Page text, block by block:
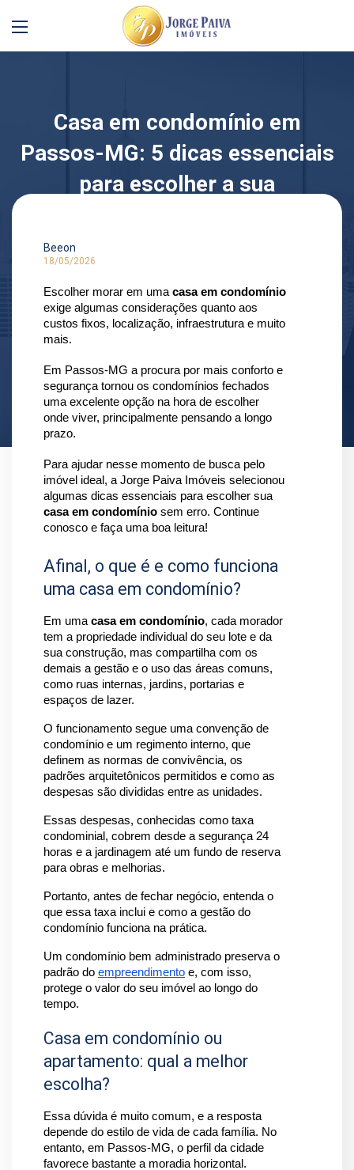
Casa em condomínio em
Passos-MG: 5 dicas essenciais
para escolher a sua
Beeon
18/05/2026
Escolher morar em uma casa em condomínio
exige algumas considerações quanto aos
custos fixos, localização, infraestrutura e muito
mais.
Em Passos-MG a procura por mais conforto e
segurança tornou os condomínios fechados
uma excelente opção na hora de escolher
onde viver, principalmente pensando a longo
prazo.
Para ajudar nesse momento de busca pelo
imóvel ideal, a Jorge Paiva Imóveis selecionou
casa em condomínio sem erro. Continue
conosco e faça uma boa leitura!
Afinal, o que é e como funciona
uma casa em condomínio?
Em uma casa em condomínio, cada morador
tem a propriedade individual do seu lote e da
sua construção, mas compartilha com os
demais a gestão e o uso das áreas comuns,
como ruas internas, jardins, portarias e
espaços de lazer.
O funcionamento segue uma convenção de
condomínio e um regimento interno, que
definem as normas de convivência, os
padrões arquitetônicos permitidos e como as
despesas são divididas entre as unidades.
Essas despesas, conhecidas como taxa
condominial, cobrem desde a segurança 24
horas e a jardinagem até um fundo de reserva
para obras e melhorias.
Portanto, antes de fechar negócio, entenda o
que essa taxa inclui e como a gestão do
condomínio funciona na prática.
Um condomínio bem administrado preserva o
padrão do empreendimento e, com isso,
protege o valor do seu imóvel ao longo do
tempo.
Casa em condomínio ou
apartamento: qual a melhor
escolha?
Essa dúvida é muito comum, e a resposta
depende do estilo de vida de cada família. No
entanto, em Passos-MG, o perfil da cidade
favorece bastante a moradia horizontal.